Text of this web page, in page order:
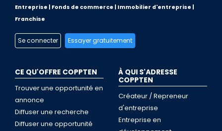
Entreprise | Fonds de commerce | Immobilier d'entreprise |
Franchise
Se connecter Essayer gratuitement
CE QU'OFFRE COPPTEN
Trouver une opportunité en
annonce
Diffuser une recherche
Diffuser une opportunité
À QUI S'ADRESSE
COPPTEN
Créateur / Repreneur
d'entreprise
Entreprise en